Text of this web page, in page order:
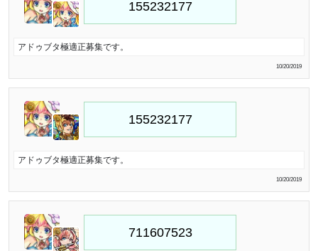
アドゥブタ極適正募集です。
10/20/2019
アドゥブタ極適正募集です。
10/20/2019